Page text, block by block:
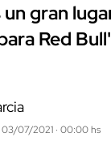
gran
Red
03/07/2021 · 00:00 hs